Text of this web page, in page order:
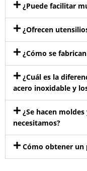
¿Puede facilitar
¿Ofrecen
¿Cómo se
¿Cuál es la
acero inoxidable y
¿Se hacen
necesitamos?
Cómo obtener un